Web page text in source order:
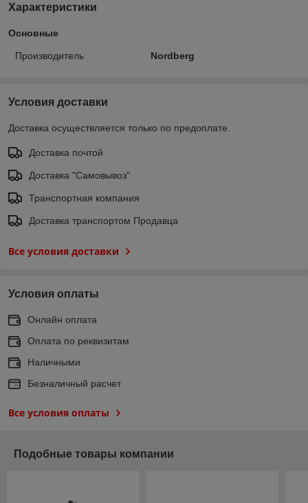
Характеристики
Основные
Производитель Nordberg
Условия доставки
Доставка осуществляется только по предоплате.
Доставка почтой
Доставка "Самовывоз"
Транспортная компания
Доставка транспортом Продавца
Все условия доставки
Условия оплаты
Онлайн оплата
Оплата по реквизитам
Наличными
Безналичный расчет
Все условия оплаты
Подобные товары компании